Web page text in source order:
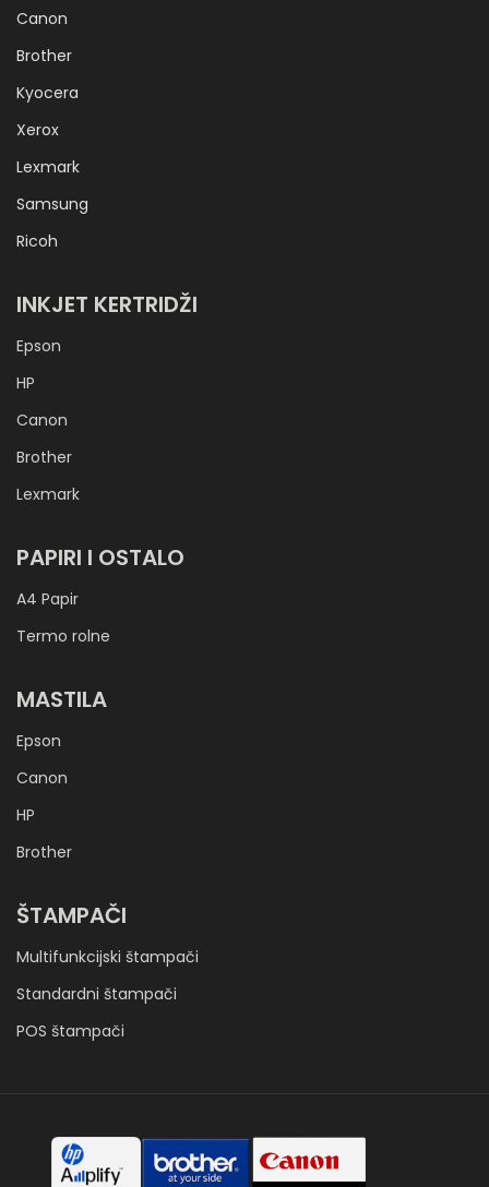
Canon
Brother
Kyocera
Xerox
Lexmark
Samsung
Ricoh
INKJET KERTRIDŽI
Epson
HP
Canon
Brother
Lexmark
PAPIRI I OSTALO
A4 Papir
Termo rolne
MASTILA
Epson
Canon
HP
Brother
ŠTAMPAČI
Multifunkcijski štampači
Standardni štampači
POS štampači